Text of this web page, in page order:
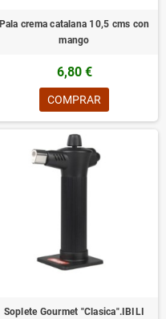
Pala crema catalana 10,5 cms con
mango
6,80 €
COMPRAR
Soplete Gourmet "Clasica".IBILI